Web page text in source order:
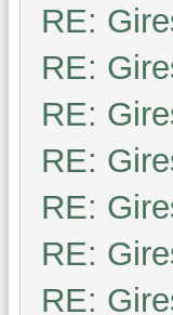
RE:
RE:
RE:
RE:
RE:
RE:
RE: